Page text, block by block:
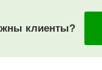
клиенты?